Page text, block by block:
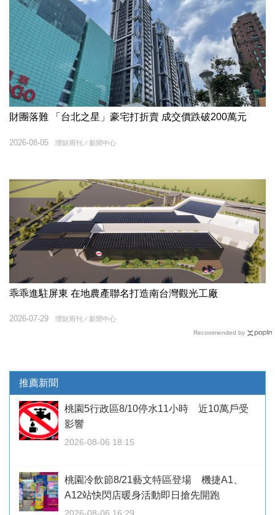
財團落難 「台北之星」豪宅打折賣 成交價跌破200萬元
理財周刊／新聞中心
2026-08-05
乖乖進駐屏東 在地農產聯名打造南台灣觀光工廠
理財周刊／新聞中心
2026-07-29
Recommended by
推薦新聞
桃園5行政區8/10停水11小時 近10萬戶受
影響
2026-08-06 18:15
桃園冷飲節8/21藝文特區登場 機捷A1、
A12站快閃店暖身活動即日搶先開跑